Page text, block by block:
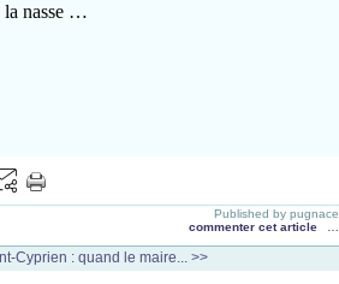
la nasse …
Published by pugnace
commenter cet article
Cyprien : quand le maire... >>